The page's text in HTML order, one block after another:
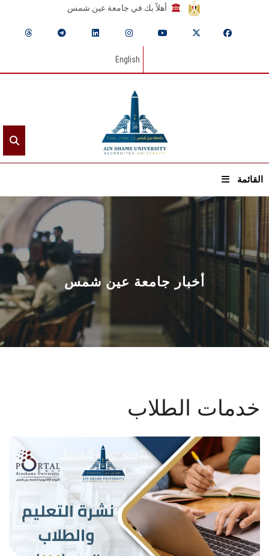
أهلاً بك في جامعة عين شمس
English
القائمة
الرئيسيـة
عن الجامعة
القطاعـات
الشئون الأكاديمية
البحث العلمي
الإعلام
تواصل معنا
أخبار جامعة عين شمس
خدمات الطلاب